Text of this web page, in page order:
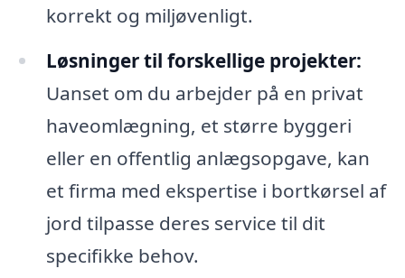
korrekt og miljøvenligt.
Løsninger til forskellige projekter:
Uanset om du arbejder på en privat
haveomlægning, et større byggeri
eller en offentlig anlægsopgave, kan
et firma med ekspertise i bortkørsel af
jord tilpasse deres service til dit
specifikke behov.